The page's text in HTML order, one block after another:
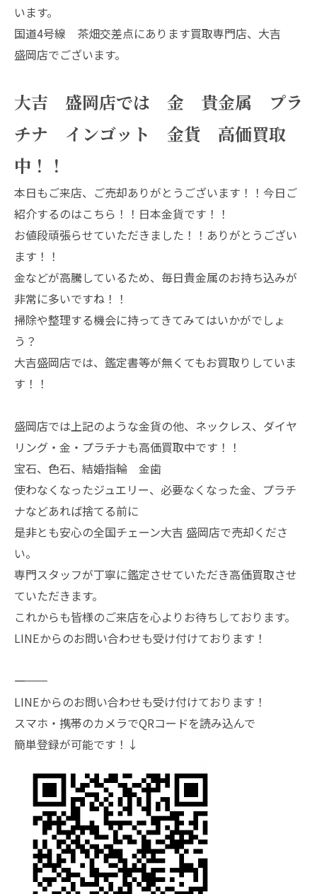
います。
国道4号線 茶畑交差点にあります買取専門店、大吉
盛岡店でございます。
大吉 盛岡店では 金 貴金属 プラ
チナ インゴット 金貨 高価買取
中！！
本日もご来店、ご売却ありがとうございます！！今日ご
紹介するのはこちら！！日本金貨です！！
お値段頑張らせていただきました！！ありがとうござい
ます！！
金などが高騰しているため、毎日貴金属のお持ち込みが
非常に多いですね！！
掃除や整理する機会に持ってきてみてはいかがでしょ
う？
大吉盛岡店では、鑑定書等が無くてもお買取りしていま
す！！
盛岡店では上記のような金貨の他、ネックレス、ダイヤ
リング・金・プラチナも高価買取中です！！
宝石、色石、結婚指輪 金歯
使わなくなったジュエリー、必要なくなった金、プラチ
ナなどあれば捨てる前に
是非とも安心の全国チェーン大吉 盛岡店で売却くださ
い。
専門スタッフが丁寧に鑑定させていただき高価買取させ
ていただきます。
これからも皆様のご来店を心よりお待ちしております。
LINEからのお問い合わせも受け付けております！
―――――――
LINEからのお問い合わせも受け付けております！
スマホ・携帯のカメラでQRコードを読み込んで
簡単登録が可能です！↓